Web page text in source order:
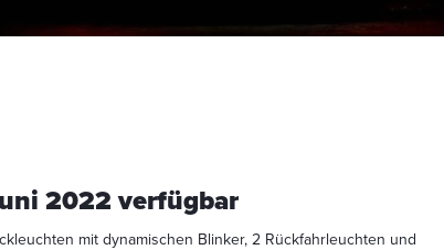
2022 verfügbar
mit dynamischen Blinker, 2 Rückfahrleuchten und